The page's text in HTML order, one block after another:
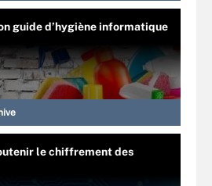
guide d’hygiène informatique
le chiffrement des